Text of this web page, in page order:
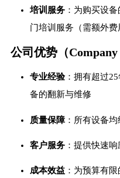
培训服务：为购买设备
门培训服务（需额外费
公司优势（Company
专业经验：拥有超过
备的翻新与维修
质量保障：所有设备
客户服务：提供快速
成本效益：为预算有